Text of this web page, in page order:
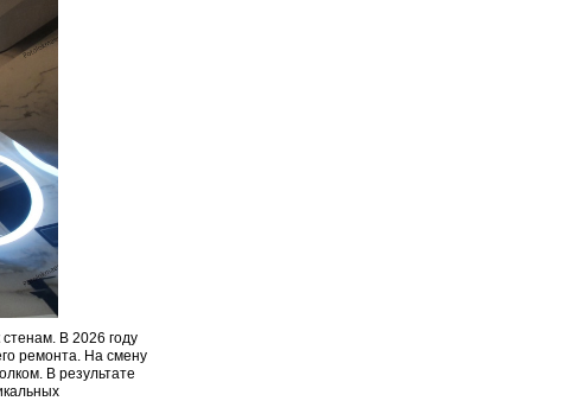
В 2026 году
ремонта. На смену
В результате